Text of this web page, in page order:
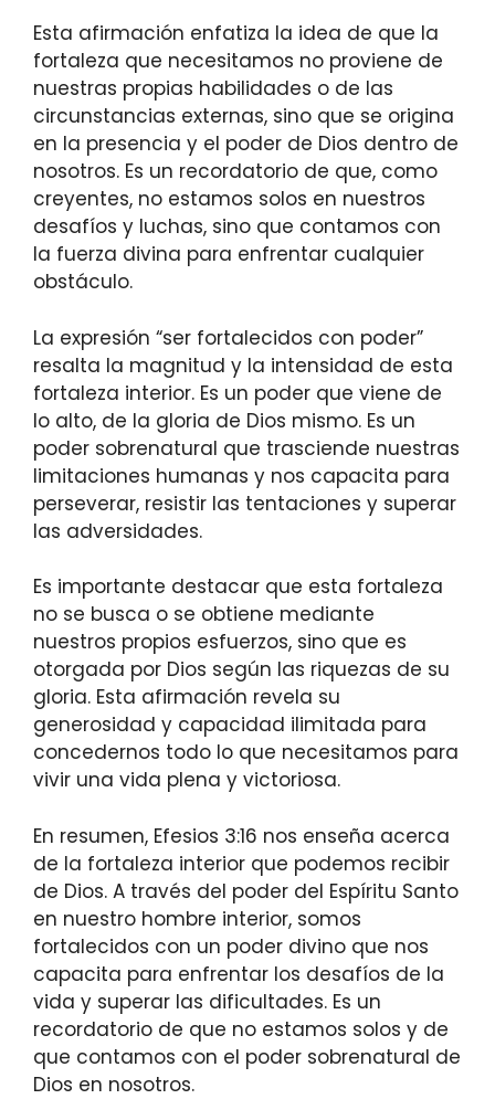
Esta afirmación enfatiza la idea de que la
fortaleza que necesitamos no proviene de
nuestras propias habilidades o de las
circunstancias externas, sino que se origina
en la presencia y el poder de Dios dentro de
nosotros. Es un recordatorio de que, como
creyentes, no estamos solos en nuestros
desafíos y luchas, sino que contamos con
la fuerza divina para enfrentar cualquier
obstáculo.
La expresión “ser fortalecidos con poder”
resalta la magnitud y la intensidad de esta
fortaleza interior. Es un poder que viene de
lo alto, de la gloria de Dios mismo. Es un
poder sobrenatural que trasciende nuestras
limitaciones humanas y nos capacita para
perseverar, resistir las tentaciones y superar
las adversidades.
Es importante destacar que esta fortaleza
no se busca o se obtiene mediante
nuestros propios esfuerzos, sino que es
otorgada por Dios según las riquezas de su
gloria. Esta afirmación revela su
generosidad y capacidad ilimitada para
concedernos todo lo que necesitamos para
vivir una vida plena y victoriosa.
En resumen, Efesios 3:16 nos enseña acerca
de la fortaleza interior que podemos recibir
de Dios. A través del poder del Espíritu Santo
en nuestro hombre interior, somos
fortalecidos con un poder divino que nos
capacita para enfrentar los desafíos de la
vida y superar las dificultades. Es un
recordatorio de que no estamos solos y de
que contamos con el poder sobrenatural de
Dios en nosotros.